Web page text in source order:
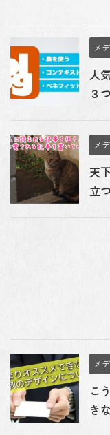
メ
人
３
メ
天
立
メ
こ
き